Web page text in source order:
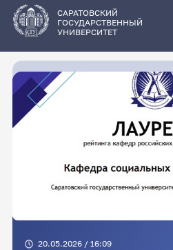
основному
содержанию
САРАТОВСКИЙ
ГОСУДАРСТВЕННЫЙ
УНИВЕРСИТЕТ
20.05.2026 / 16:09